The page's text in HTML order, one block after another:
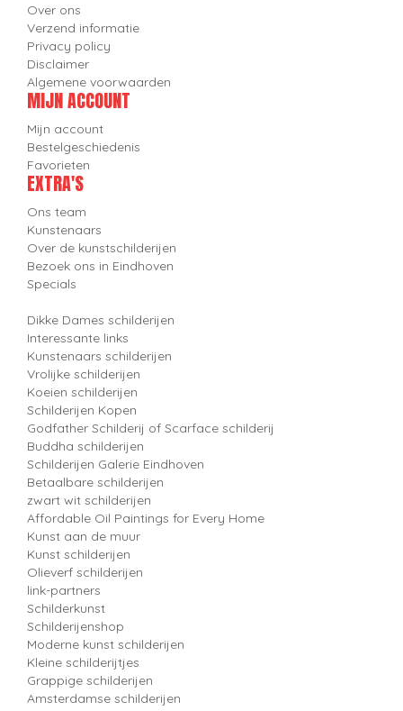
Over ons
Verzend informatie
Privacy policy
Disclaimer
Algemene voorwaarden
MIJN ACCOUNT
Mijn account
Bestelgeschiedenis
Favorieten
EXTRA'S
Ons team
Kunstenaars
Over de kunstschilderijen
Bezoek ons in Eindhoven
Specials
Dikke Dames schilderijen
Interessante links
Kunstenaars schilderijen
Vrolijke schilderijen
Koeien schilderijen
Schilderijen Kopen
Godfather Schilderij of Scarface schilderij
Buddha schilderijen
Schilderijen Galerie Eindhoven
Betaalbare schilderijen
zwart wit schilderijen
Affordable Oil Paintings for Every Home
Kunst aan de muur
Kunst schilderijen
Olieverf schilderijen
link-partners
Schilderkunst
Schilderijenshop
Moderne kunst schilderijen
Kleine schilderijtjes
Grappige schilderijen
Amsterdamse schilderijen